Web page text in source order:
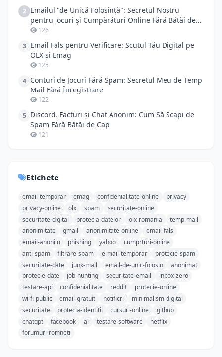
2 Emailul "de Unică Folosință": Secretul Nostru
pentru Jocuri și Cumpărături Online Fără Bătăi de
Cap126
3 Email Fals pentru Verificare: Scutul Tău Digital pe
OLX și Emag
125
4 Conturi de Jocuri Fără Spam: Secretul Meu de Temp
Mail Fără Înregistrare
122
5 Discord, Facturi și Chat Anonim: Cum Să Scapi de
Spam Fără Bătăi de Cap
121
Etichete
email-temporar emag confidenialitate-online
privacy
privacy-online
olx spam
securitate-online
securitate-digital
protecia-datelor olx-romania
temp-mail
anonimitate
gmail anonimitate-online
email-fals
email-anonim
phishing yahoo
cumprturi-online
anti-spam
filtrare-spam e-mail-temporar
protecie-spam
securitate-date
junk-mail email-de-unic-folosin
anonimat
protecie-date
job-hunting securitate-email
inbox-zero
testare-api
confidenialitate reddit
protecie-online
wi-fi-public
email-gratuit notificri
minimalism-digital
securitate
protecia-identitii cursuri-online
github
chatgpt
facebook ai testare-software
netflix
forumuri-romneti